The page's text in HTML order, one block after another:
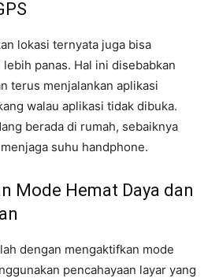
lokasi ternyata juga bisa
panas. Hal ini disebabkan
terus menjalankan aplikasi
walau aplikasi tidak dibuka.
berada di rumah, sebaiknya
suhu handphone.
Mode Hemat Daya dan
dengan mengaktifkan mode
pencahayaan layar yang